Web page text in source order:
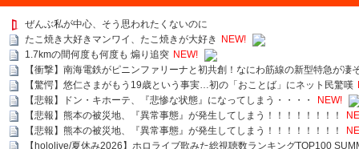
ぜんぶ私が中心、そう思われたくないのに
たこ焼き大好きマンワイ、たこ焼きが大好き NEW!
1.7kmの間何度も何度も 煽り追突 NEW!
【衝撃】南海電鉄がピニンファリーナと初共創！なにわ筋線の新型特急が凄
【驚愕】悠仁さまがもう19歳という事実…初の「おことば」にネット民驚嘆
【悲報】ドン・キホーテ、『悲惨な状態』になってしまう・・・・
NEW!
【悲報】熊本の被災地、『異常事態』が発生してしまう！！！！！！！！
【悲報】熊本の被災地、『異常事態』が発生してしまう！！！！！！！！
【hololive/夏休み2026】ホロライブ歌みた総視聴数ランキングTOP100